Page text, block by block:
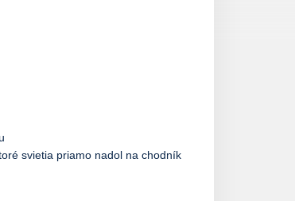
svietia priamo nadol na chodník